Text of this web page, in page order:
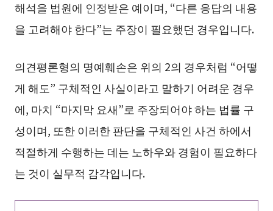
해석을 법원에 인정받은 예이며, “다른 응답의 내용
을 고려해야 한다”는 주장이 필요했던 경우입니다.
의견평론형의 명예훼손은 위의 2의 경우처럼 “어떻
게 해도” 구체적인 사실이라고 말하기 어려운 경우
에, 마치 “마지막 요새”로 주장되어야 하는 법률 구
성이며, 또한 이러한 판단을 구체적인 사건 하에서
적절하게 수행하는 데는 노하우와 경험이 필요하다
는 것이 실무적 감각입니다.